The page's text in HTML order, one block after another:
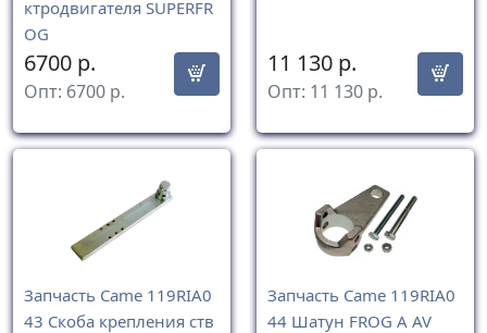
ктродвигателя SUPERFR
OG
6700 р.
Опт: 6700 р.
11 130 р.
Опт: 11 130 р.
Запчасть Came 119RIA0
43 Скоба крепления ств
Запчасть Came 119RIA0
44 Шатун FROG A AV